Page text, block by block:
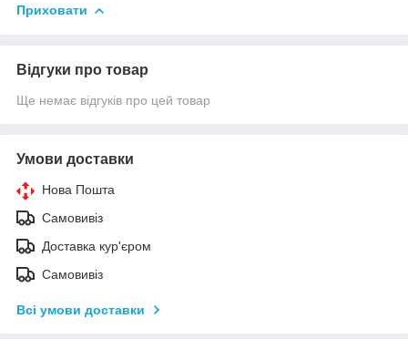
Приховати
Відгуки про товар
Ще немає відгуків про цей товар
Умови доставки
Нова Пошта
Самовивіз
Доставка кур'єром
Самовивіз
Всі умови доставки